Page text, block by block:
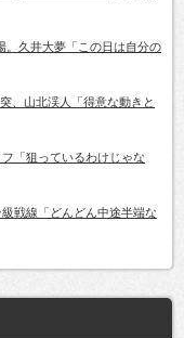
。久井大夢「この日は自分の
、山北渓人「得意な動きと
「狙っているわけじゃな
戦線「どんどん中途半端な